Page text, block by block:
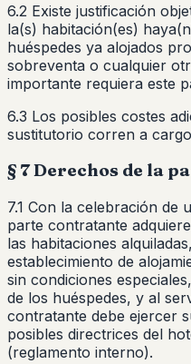
6.2 Existe justificación
la(s) habitación(es)
huéspedes ya alojados
sobreventa o cualquier
importante requiera este
6.3 Los posibles costes
sustitutorio corren a
§ 7 Derechos de la
7.1 Con la celebración de
parte contratante
las habitaciones
establecimiento de
sin condiciones
de los huéspedes, y al
contratante debe ejercer
posibles directrices del
(reglamento interno).